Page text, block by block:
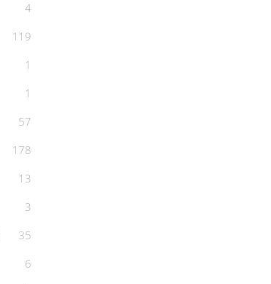
4
119
1
1
57
178
13
3
35
6